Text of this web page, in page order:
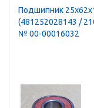
Подшипник
(481252028143 /
№ 00-00016032